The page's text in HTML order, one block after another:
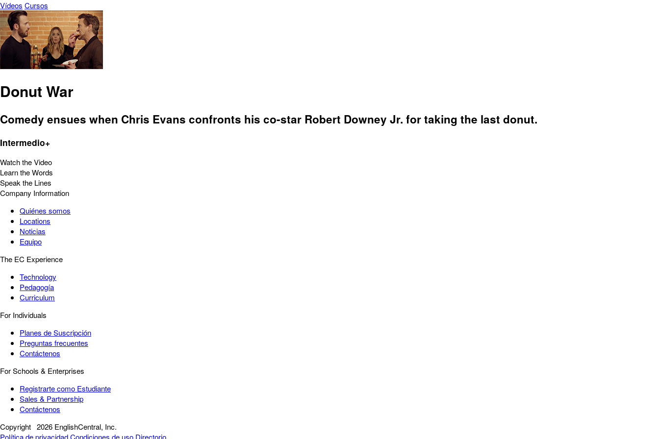
Vídeos Cursos
Donut War
Comedy ensues when Chris Evans confronts his co-star Robert Downey Jr. for taking the last donut.
Intermedio+
Watch the Video
Learn the Words
Speak the Lines
Company Information
Quiénes somos
Locations
Noticias
Equipo
The EC Experience
Technology
Pedagogía
Curriculum
For Individuals
Planes de Suscripción
Preguntas frecuentes
Contáctenos
For Schools & Enterprises
Registrarte como Estudiante
Sales & Partnership
Contáctenos
Copyright 2026 EnglishCentral, Inc.